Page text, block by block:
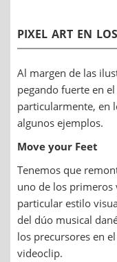
pixel art en
Al margen de las
pegando fuerte en
particularmente, en
algunos ejemplos.
Move your Feet
Tenemos que
uno de los primeros
particular estilo
del dúo musical
los precursores en
videoclip.